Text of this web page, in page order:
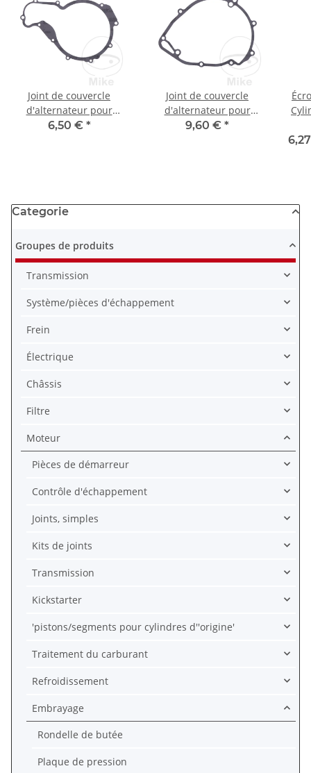
Joint de couvercle
d'alternateur pour
Kawasaki KLX 650 C #
6,50 € *
Joint de couvercle
d'alternateur pour
Kawasaki KLX 650 #
9,60 € *
Categorie
Groupes de produits
Transmission
Système/pièces d'échappement
Frein
Électrique
Châssis
Filtre
Moteur
Pièces de démarreur
Contrôle d'échappement
Joints, simples
Kits de joints
Transmission
Kickstarter
'pistons/segments pour cylindres d''origine'
Traitement du carburant
Refroidissement
Embrayage
Rondelle de butée
Plaque de pression